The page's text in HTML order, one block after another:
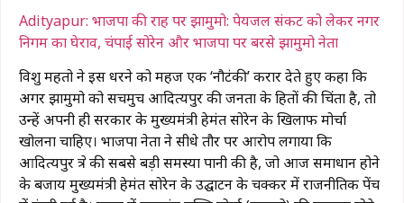
Adityapur: भाजपा की राह पर झामुमो: पेयजल संकट को लेकर नगर
निगम का घेराव, चंपाई सोरेन और भाजपा पर बरसे झामुमो नेता
विशु महतो ने इस धरने को महज एक ‘नौटंकी’ करार देते हुए कहा कि
अगर झामुमो को सचमुच आदित्यपुर की जनता के हितों की चिंता है, तो
उन्हें अपनी ही सरकार के मुख्यमंत्री हेमंत सोरेन के खिलाफ मोर्चा
खोलना चाहिए। भाजपा नेता ने सीधे तौर पर आरोप लगाया कि
आदित्यपुर क्षेत्र की सबसे बड़ी समस्या पानी की है, जो आज समाधान होने
के बजाय मुख्यमंत्री हेमंत सोरेन के उद्घाटन के चक्कर में राजनीतिक पेंच